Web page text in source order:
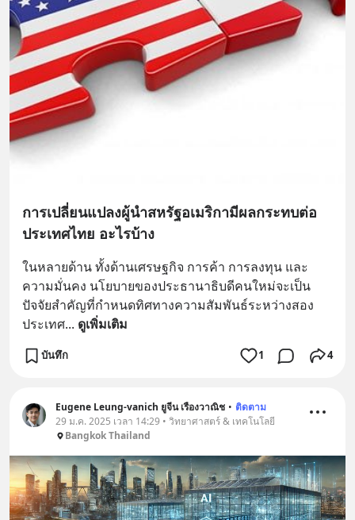
การเปลี่ยนแปลงผู้นำสหรัฐอเมริกามีผลกระทบต่อ
ประเทศไทย อะไรบ้าง
ในหลายด้าน ทั้งด้านเศรษฐกิจ การค้า การลงทุน และ
ความมั่นคง นโยบายของประธานาธิบดีคนใหม่จะเป็น
ปัจจัยสำคัญที่กำหนดทิศทางความสัมพันธ์ระหว่างสอง
ประเทศ... ดูเพิ่มเติม
บันทึก 1 4
Eugene Leung-vanich ยูจีน เรืองวาณิช • ติดตาม
29 ม.ค. 2025 เวลา 14:29 • วิทยาศาสตร์ & เทคโนโลยี
Bangkok Thailand